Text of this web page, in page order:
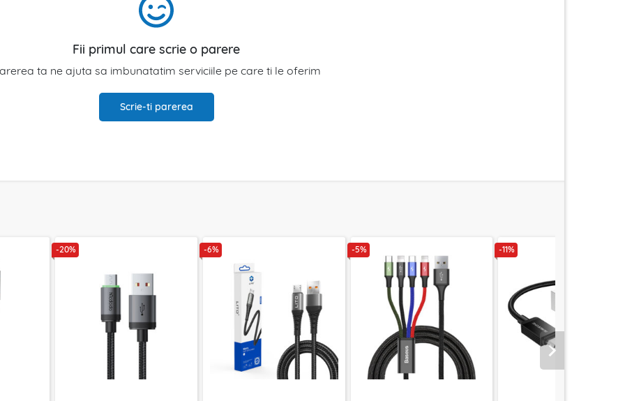
Fii primul care scrie o parere
ta ne ajuta sa imbunatatim serviciile pe care ti le oferim
Scrie-ti parerea
-20% -6% -5% -11%